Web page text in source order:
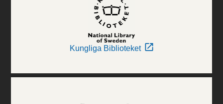
Kungliga Biblioteket